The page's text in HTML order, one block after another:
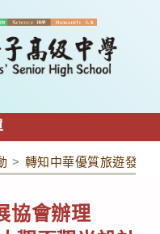
> 轉知中華優質旅遊發展
協會辦理